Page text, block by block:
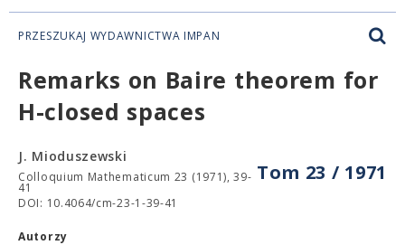
PRZESZUKAJ WYDAWNICTWA IMPAN
Remarks on Baire theorem for
H-closed spaces
Tom 23 / 1971
J. Mioduszewski
Colloquium Mathematicum 23 (1971), 39-
41
DOI: 10.4064/cm-23-1-39-41
Autorzy